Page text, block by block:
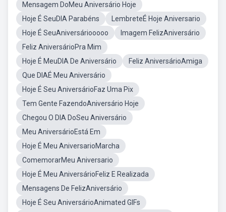
Mensagem DoMeu Aniversário Hoje
Hoje É SeuDIA Parabéns
LembreteÉ Hoje Aniversario
Hoje É SeuAniversáriooooo
Imagem FelizAniversário
Feliz AniversárioPra Mim
Hoje É MeuDIA De Aniversário
Feliz AniversárioAmiga
Que DIAÉ Meu Aniversário
Hoje É Seu AniversárioFaz Uma Pix
Tem Gente FazendoAniversário Hoje
Chegou O DIA DoSeu Aniversário
Meu AniversárioEstá Em
Hoje É Meu AniversarioMarcha
ComemorarMeu Aniversario
Hoje É Meu AniversárioFeliz E Realizada
Mensagens De FelizAniversário
Hoje É Seu AniversárioAnimated GIFs